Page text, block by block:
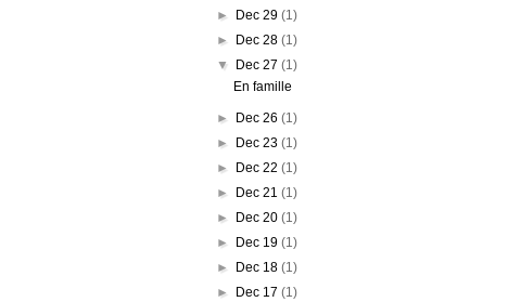
►
Dec 29(1)
►
Dec 28(1)
▼
Dec 27(1)
En famille
► Dec 26(1)
►
Dec 23(1)
►
Dec 22(1)
►
Dec 21(1)
►
Dec 20(1)
►
Dec 19(1)
►
Dec 18(1)
►
Dec 17(1)